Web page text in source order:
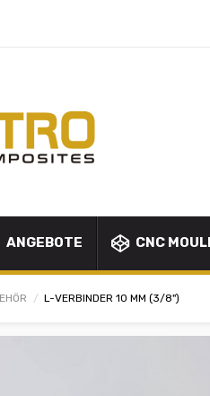
ANGEBOTE CNC
L-VERBINDER 10 MM (3/8")